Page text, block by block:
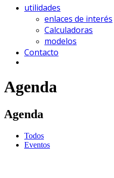
utilidades
enlaces de interés
Calculadoras
modelos
Contacto
Agenda
Agenda
Todos
Eventos